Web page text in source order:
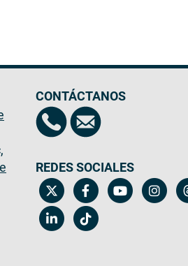
CONTÁCTANOS
REDES SOCIALES